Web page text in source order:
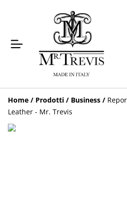
Home / Prodotti / Business /
Leather - Mr. Trevis